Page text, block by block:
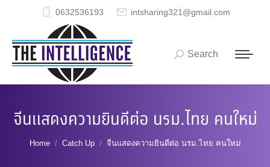
0632536193 intsharing321@gmail.com
Search:
Search
จีนแสดงความยินดีต่อ นรม.ไทย คนใหม่
You are here:
Home Catch Up จีนแสดงความยินดีต่อ นรม.ไทย คนใหม่